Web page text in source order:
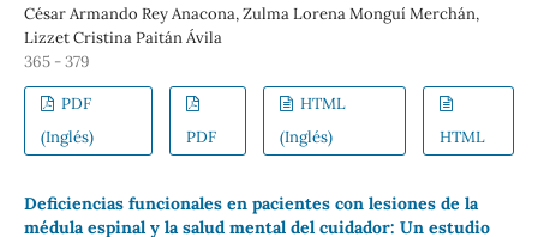
César Armando Rey Anacona, Zulma Lorena Monguí Merchán,
Lizzet Cristina Paitán Ávila
365 - 379
PDF
(Inglés)
PDF
HTML
(Inglés)
HTML
Deficiencias funcionales en pacientes con lesiones de la
médula espinal y la salud mental del cuidador: Un estudio